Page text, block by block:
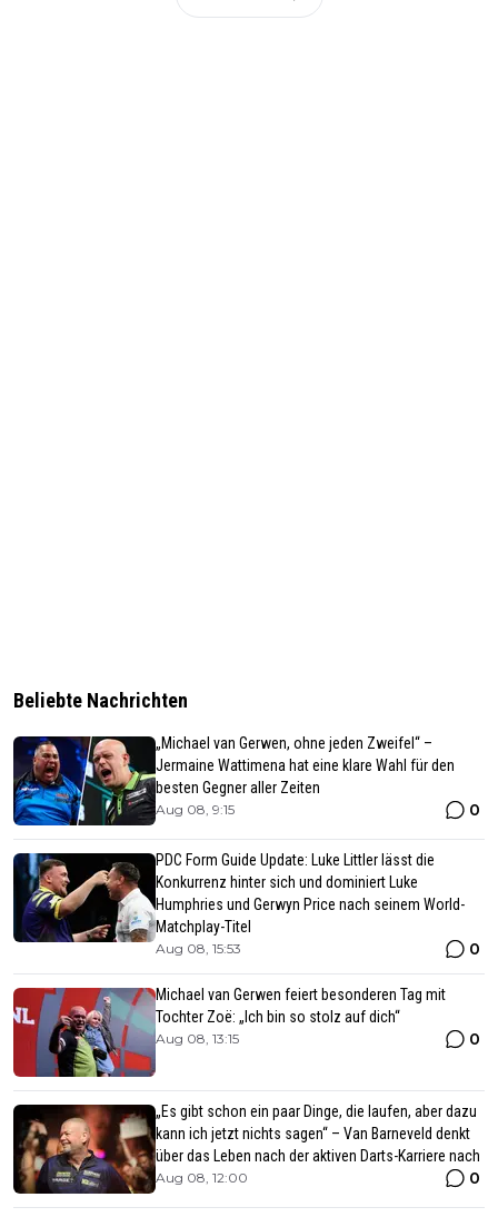
Beliebte Nachrichten
„Michael van Gerwen, ohne jeden Zweifel“ –
Jermaine Wattimena hat eine klare Wahl für den
besten Gegner aller Zeiten
Aug 08, 9:15 0
PDC Form Guide Update: Luke Littler lässt die
Konkurrenz hinter sich und dominiert Luke
Humphries und Gerwyn Price nach seinem World-
Matchplay-Titel
Aug 08, 15:53 0
Michael van Gerwen feiert besonderen Tag mit
Tochter Zoë: „Ich bin so stolz auf dich“
Aug 08, 13:15 0
„Es gibt schon ein paar Dinge, die laufen, aber dazu
kann ich jetzt nichts sagen“ – Van Barneveld denkt
über das Leben nach der aktiven Darts-Karriere nach
Aug 08, 12:00 0